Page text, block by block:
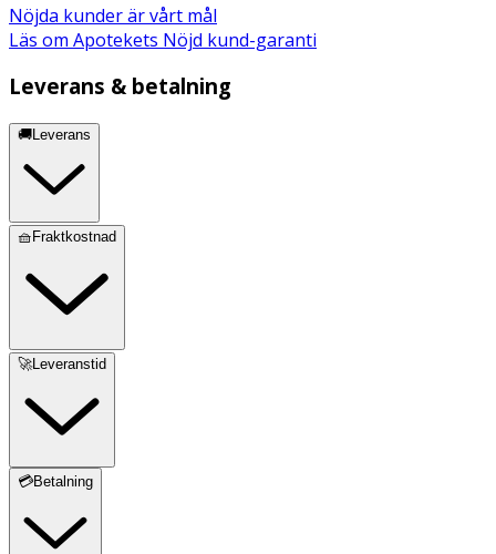
Nöjda kunder är vårt mål
Läs om Apotekets Nöjd kund-garanti
Leverans & betalning
🚚Leverans
🧺Fraktkostnad
🚀Leveranstid
💳Betalning